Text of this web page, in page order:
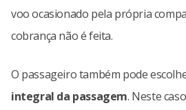
voo ocasionado pela própria
cobrança não é feita.
O passageiro também pode
integral da passagem. Neste